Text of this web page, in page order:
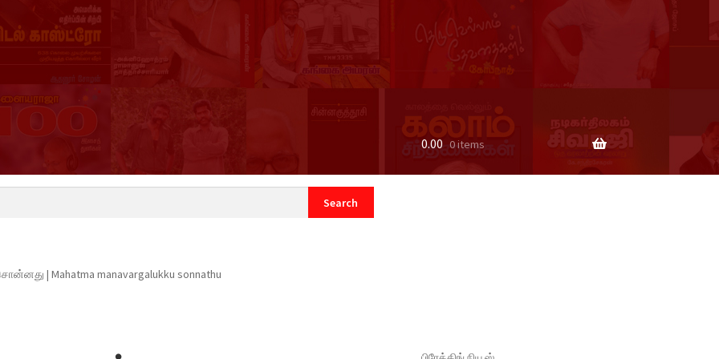
0.00 0 items
| Mahatma manavargalukku sonnathu